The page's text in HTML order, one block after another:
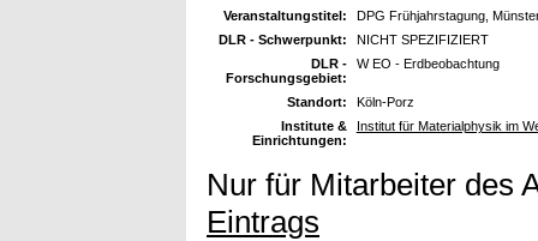
Veranstaltungstitel:
DPG Frühjahrstagung,
DLR - Schwerpunkt:
NICHT SPEZIFIZIERT
DLR -
Forschungsgebiet:
W EO - Erdbeobachtung
Standort:
Köln-Porz
Institute &
Einrichtungen:
Institut für Materialphysik im
Nur für Mitarbeiter des
Eintrags